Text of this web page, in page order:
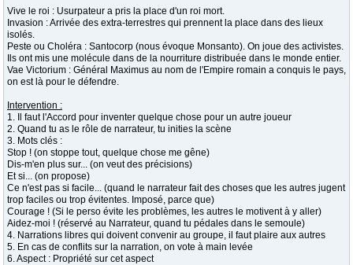
Vive le roi : Usurpateur a pris la place d'un roi mort.
Invasion : Arrivée des extra-terrestres qui prennent la place dans des lieux
isolés.
Peste ou Choléra : Santocorp (nous évoque Monsanto). On joue des activistes.
Ils ont mis une molécule dans de la nourriture distribuée dans le monde entier.
Vae Victorium : Général Maximus au nom de l'Empire romain a conquis le pays,
on est là pour le défendre.
Intervention :
1. Il faut l'Accord pour inventer quelque chose pour un autre joueur
2. Quand tu as le rôle de narrateur, tu inities la scène
3. Mots clés :
Stop ! (on stoppe tout, quelque chose me gêne)
Dis-m'en plus sur... (on veut des précisions)
Et si... (on propose)
Ce n'est pas si facile... (quand le narrateur fait des choses que les autres jugent
trop faciles ou trop évitentes. Imposé, parce que)
Courage ! (Si le perso évite les problèmes, les autres le motivent à y aller)
Aidez-moi ! (réservé au Narrateur, quand tu pédales dans le semoule)
4. Narrations libres qui doivent convenir au groupe, il faut plaire aux autres
5. En cas de conflits sur la narration, on vote à main levée
6. Aspect : Propriété sur cet aspect